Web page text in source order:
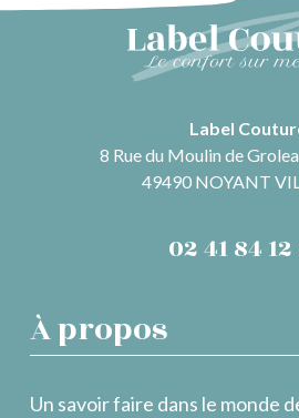
Label
8 Rue du Moulin de
49490 NOYANT
02 41 84
À propos
Un savoir faire dans le monde